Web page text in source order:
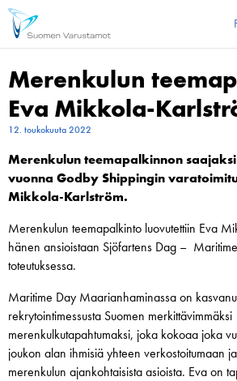
Merenkulun
Eva Mikkola-
12. toukokuuta 2022
Merenkulun teemapalkinnon
vuonna Godby Shippingin
Mikkola-Karlström.
Merenkulun teemapalkinto luovutettiin Eva
hänen ansioistaan Sjöfartens Dag –
toteutuksessa.
Maritime Day Maarianhaminassa on
rekrytointimessusta Suomen merkittävimmäksi
merenkulkutapahtumaksi, joka kokoaa joka
joukon alan ihmisiä yhteen verkostoitumaan
merenkulun ajankohtaisista asioista. Eva on